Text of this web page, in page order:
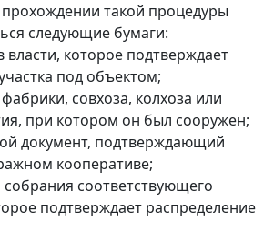
такой процедуры
следующие бумаги:
которое подтверждает
под объектом;
совхоза, колхоза или
при котором он был сооружен;
документ, подтверждающий
кооперативе;
соответствующего
подтверждает распределение